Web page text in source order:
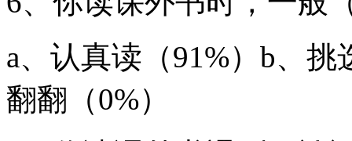
a、认真读（91%）b、
翻翻（0%）